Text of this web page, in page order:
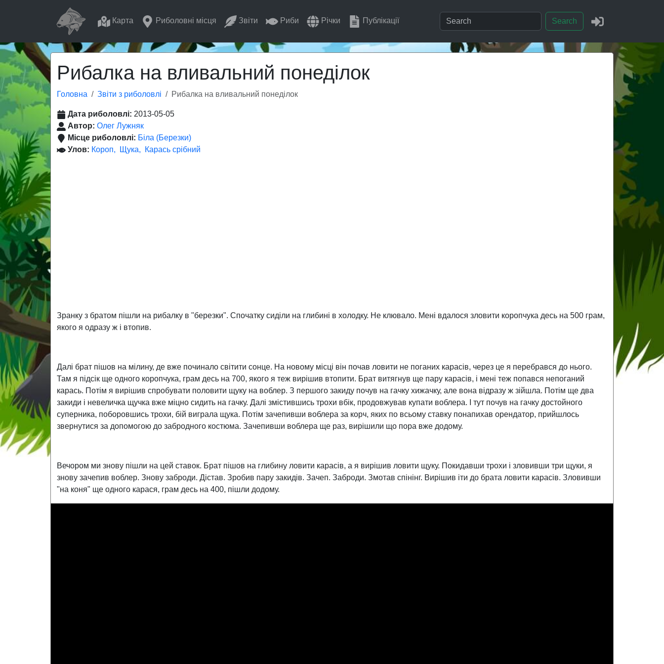
Карта Риболовні місця Звіти Риби Річки Публікації Search
Рибалка на вливальний понеділок
Головна Звіти з риболовлі Рибалка на вливальний понеділок
Дата риболовлі: 2013-05-05
Автор: Олег Лужняк
Місце риболовлі: Біла (Березки)
Улов: Короп Щука Карась срібний
Зранку з братом пішли на рибалку в "березки". Спочатку сиділи на глибині в холодку. Не клювало. Мені вдалося зловити коропчука десь на 500 грам,
якого я одразу ж і втопив.
Далі брат пішов на мілину, де вже починало світити сонце. На новому місці він почав ловити не поганих карасів, через це я перебрався до нього.
Там я підсік ще одного коропчука, грам десь на 700, якого я теж вирішив втопити. Брат витягнув ще пару карасів, і мені теж попався непоганий
карась. Потім я вирішив спробувати половити щуку на воблер. З першого закиду почув на гачку хижачку, але вона відразу ж зійшла. Потім ще два
закиди і невеличка щучка вже міцно сидить на гачку. Далі змістившись трохи вбік, продовжував купати воблера. І тут почув на гачку достойного
суперника, поборовшись трохи, бій виграла щука. Потім зачепивши воблера за корч, яких по всьому ставку понапихав орендатор, прийшлось
звернутися за допомогою до забродного костюма. Зачепивши воблера ще раз, вирішили що пора вже додому.
Вечором ми знову пішли на цей ставок. Брат пішов на глибину ловити карасів, а я вирішив ловити щуку. Покидавши трохи і зловивши три щуки, я
знову зачепив воблер. Знову заброди. Дістав. Зробив пару закидів. Зачеп. Заброди. Змотав спінінг. Вирішив іти до брата ловити карасів. Зловивши
"на коня" ще одного карася, грам десь на 400, пішли додому.